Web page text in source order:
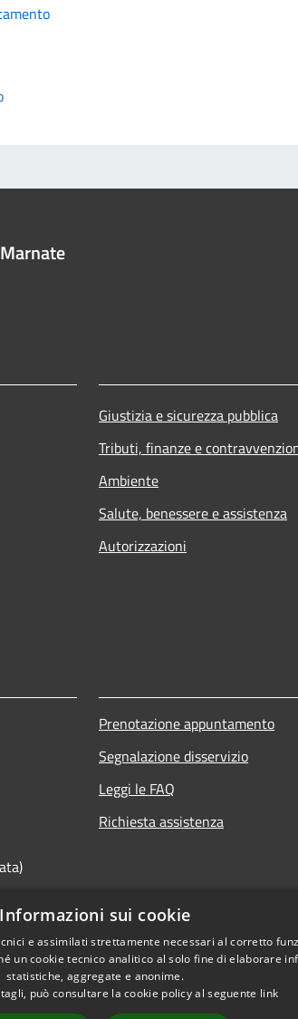
Giustizia e sicurezza pubblica
Tributi, finanze e
Ambiente
Salute, benessere e assistenza
Autorizzazioni
Prenotazione appuntamento
Segnalazione disservizio
Leggi le FAQ
Richiesta assistenza
Informazioni sui cookie
e assimilati strettamente necessari al corretto
un cookie tecnico analitico al solo fine di elaborare
statistiche, aggregate e anonime.
può consultare la cookie policy al seguente link